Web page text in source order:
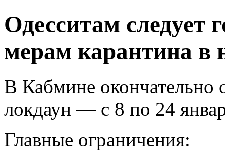
Одесситам следует
мерам карантина в
В Кабмине окончательно
локдаун — с 8 по 24
Главные ограничения: